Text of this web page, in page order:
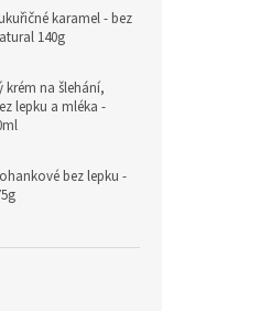
karamel - bez
140g
krém na šlehání,
lepku a mléka -
bez lepku -